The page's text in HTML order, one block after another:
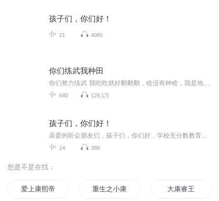
孩子们，你们好！
21 4085
你们练武我种田
640 129.1万
孩子们，你们好！
14 388
您是不是在找：
爱上康熙帝 重生之小康农家 大康睿王